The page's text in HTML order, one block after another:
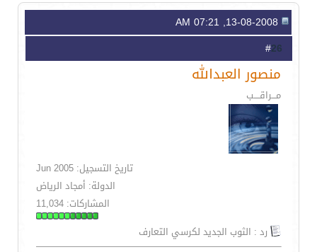
26
منصور العبدالله
مـــراقــــب
تاريخ التسجيل: Jun 2005
الدولة: أمجاد الرياض
المشاركات: 11,034
رد : الثوب الجديد لكرسي التعارف